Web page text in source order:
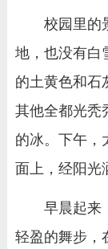
校园里的
地，也没有白
的土黄色和石
其他全都光秃
的冰。下午，
面上，经阳光
早晨起来
轻盈的舞步，